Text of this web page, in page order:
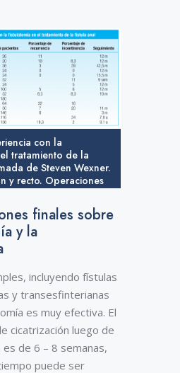
con la
tratamiento de la
de Steven Wexner.
y recto. Operaciones
edición)
finales sobre
y la
incluyendo fístulas
y transesfinterianas
es muy efectiva. El
cicatrización luego de
de 6 – 8 semanas,
puede ser